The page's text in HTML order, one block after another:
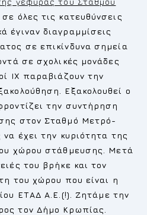
σε όλες τις κατευθύνσεις
έγιναν διαγραμμίσεις
σε επικίνδυνα σημεία
σε σχολικές μονάδες
ΙΧ παραβιάζουν την
Εξακολουθεί ο
την συντήρηση
στον Σταθμό Μετρό-
έχει την κυριότητα της
χώρου στάθμευσης. Μετά
του βρήκε και τον
του χώρου που είναι η
ΕΤΑΔ Α.Ε.(!). Ζητάμε την
τον Δήμο Κρωπίας.